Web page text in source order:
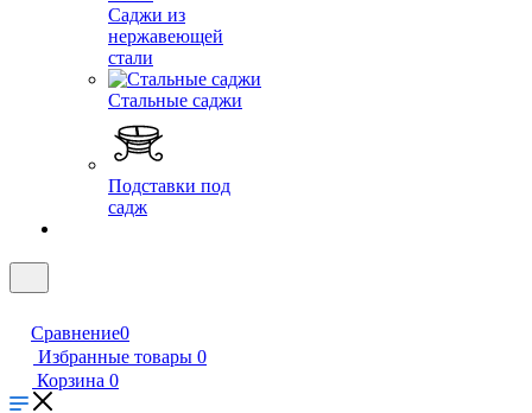
Саджи из
нержавеющей
стали
Стальные саджи
Подставки под
садж
Сравнение0
Избранные товары 0
Корзина 0